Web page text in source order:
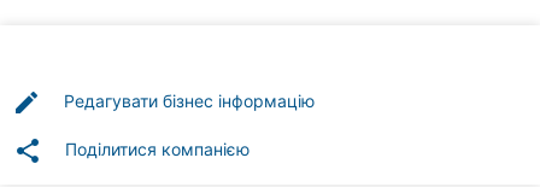
рубрики
edit Редагувати бізнес інформацію
share Поділитися компанією